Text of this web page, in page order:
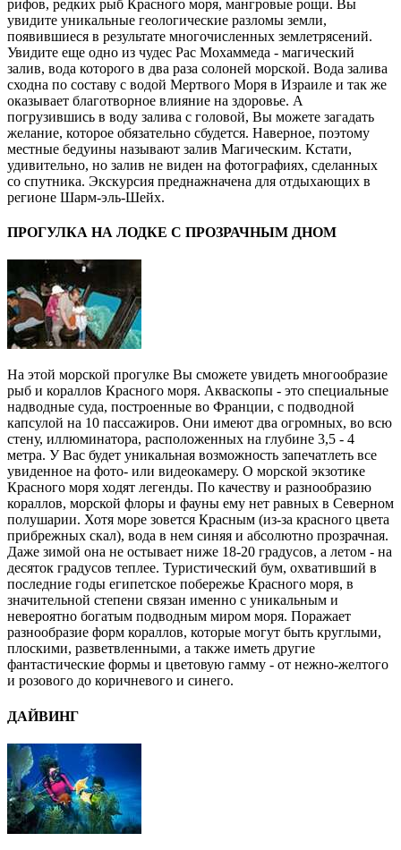
рифов, редких рыб Красного моря, мангровые рощи. Вы
увидите уникальные геологические разломы земли,
появившиеся в результате многочисленных землетрясений.
Увидите еще одно из чудес Рас Мохаммеда - магический
залив, вода которого в два раза солоней морской. Вода залива
сходна по составу с водой Мертвого Моря в Израиле и так же
оказывает благотворное влияние на здоровье. А
погрузившись в воду залива с головой, Вы можете загадать
желание, которое обязательно сбудется. Наверное, поэтому
местные бедуины называют залив Магическим. Кстати,
удивительно, но залив не виден на фотографиях, сделанных
со спутника. Экскурсия преднажначена для отдыхающих в
регионе Шарм-эль-Шейх.
ПРОГУЛКА НА ЛОДКЕ С ПРОЗРАЧНЫМ ДНОМ
На этой морской прогулке Вы сможете увидеть многообразие
рыб и кораллов Красного моря. Акваскопы - это специальные
надводные суда, построенные во Франции, с подводной
капсулой на 10 пассажиров. Они имеют два огромных, во всю
стену, иллюминатора, расположенных на глубине 3,5 - 4
метра. У Вас будет уникальная возможность запечатлеть все
увиденное на фото- или видеокамеру. О морской экзотике
Красного моря ходят легенды. По качеству и разнообразию
кораллов, морской флоры и фауны ему нет равных в Северном
полушарии. Хотя море зовется Красным (из-за красного цвета
прибрежных скал), вода в нем синяя и абсолютно прозрачная.
Даже зимой она не остывает ниже 18-20 градусов, а летом - на
десяток градусов теплее. Туристический бум, охвативший в
последние годы египетское побережье Красного моря, в
значительной степени связан именно с уникальным и
невероятно богатым подводным миром моря. Поражает
разнообразие форм кораллов, которые могут быть круглыми,
плоскими, разветвленными, а также иметь другие
фантастические формы и цветовую гамму - от нежно-желтого
и розового до коричневого и синего.
ДАЙВИНГ